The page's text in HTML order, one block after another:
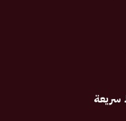
سريعة